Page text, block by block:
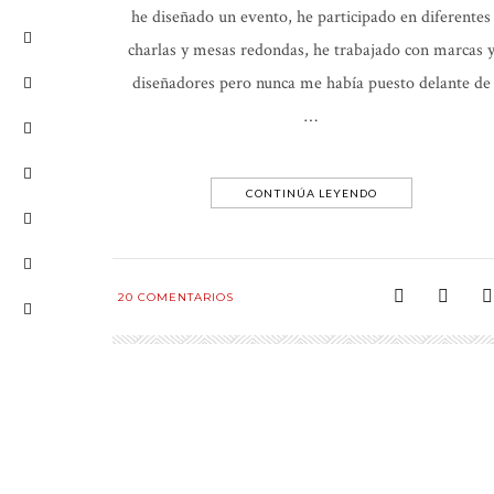
he diseñado un evento, he participado en diferentes
charlas y mesas redondas, he trabajado con marcas y
diseñadores pero nunca me había puesto delante de
…
CONTINÚA LEYENDO
20 COMENTARIOS